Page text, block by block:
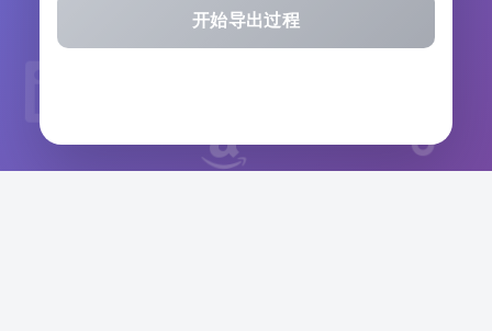
开始导出过程